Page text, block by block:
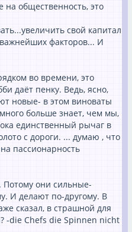
общественность, это
свой капитал
факторов... И
во времени, это
даёт пенку. Ведь, ясно,
новые- в этом виноваты
больше знает, чем мы,
единственный рычаг в
с дороги. ... думаю , что
пассионарность
они сильные-
И делают по-другому. В
сказал, в страшной для
-die Chefs die Spinnen nicht